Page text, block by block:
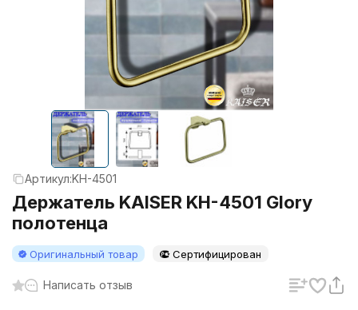
Артикул:KH-4501
Держатель KAISER KH-4501 Glory
полотенца
Оригинальный товар Сертифицирован
Написать отзыв